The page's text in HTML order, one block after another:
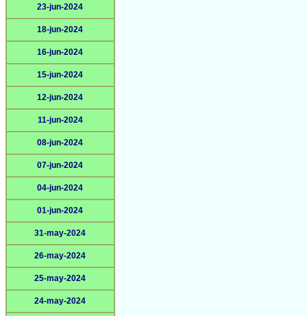
23-jun-2024
18-jun-2024
16-jun-2024
15-jun-2024
12-jun-2024
11-jun-2024
08-jun-2024
07-jun-2024
04-jun-2024
01-jun-2024
31-may-2024
26-may-2024
25-may-2024
24-may-2024